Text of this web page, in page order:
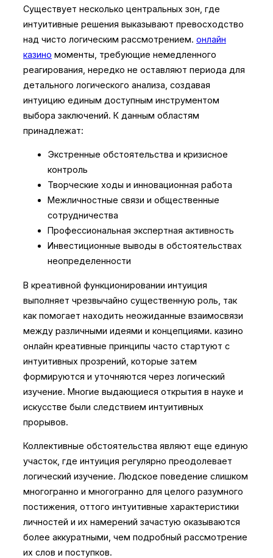
Существует несколько центральных зон, где
интуитивные решения выказывают превосходство
над чисто логическим рассмотрением. онлайн
казино моменты, требующие немедленного
реагирования, нередко не оставляют периода для
детального логического анализа, создавая
интуицию единым доступным инструментом
выбора заключений. К данным областям
принадлежат:
Экстренные обстоятельства и кризисное
контроль
Творческие ходы и инновационная работа
Межличностные связи и общественные
сотрудничества
Профессиональная экспертная активность
Инвестиционные выводы в обстоятельствах
неопределенности
В креативной функционировании интуиция
выполняет чрезвычайно существенную роль, так
как помогает находить неожиданные взаимосвязи
между различными идеями и концепциями. казино
онлайн креативные принципы часто стартуют с
интуитивных прозрений, которые затем
формируются и уточняются через логический
изучение. Многие выдающиеся открытия в науке и
искусстве были следствием интуитивных
прорывов.
Коллективные обстоятельства являют еще единую
участок, где интуиция регулярно преодолевает
логический изучение. Людское поведение слишком
многогранно и многогранно для целого разумного
постижения, оттого интуитивные характеристики
личностей и их намерений зачастую оказываются
более аккуратными, чем подробный рассмотрение
их слов и поступков.